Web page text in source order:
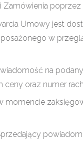
poprzez
Umowy jest
w
na
oraz numer
momencie